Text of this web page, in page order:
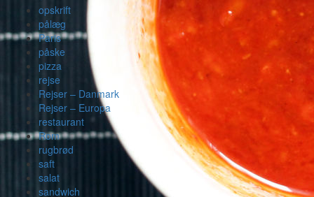
opskrift
pålæg
Paris
påske
pizza
rejse
Rejser – Danmark
Rejser – Europa
restaurant
Rom
rugbrød
saft
salat
sandwich